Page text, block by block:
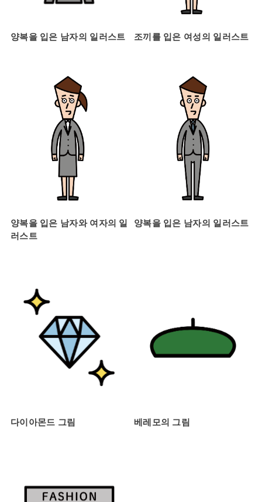
양복을 입은 남자의 일러스트 조끼를 입은 여성의 일러스트
양복을 입은 남자와 여자의 일
러스트
양복을 입은 남자의 일러스트
다이아몬드 그림 베레모의 그림